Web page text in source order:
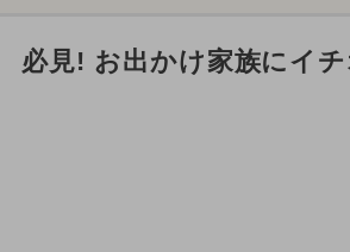
必見! お出かけ家族にイ